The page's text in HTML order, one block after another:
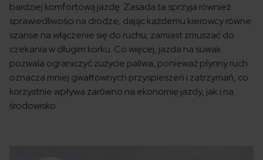
bardziej komfortową jazdę. Zasada ta sprzyja również
sprawiedliwości na drodze, dając każdemu kierowcy równe
szanse na włączenie się do ruchu, zamiast zmuszać do
czekania w długim korku. Co więcej, jazda na suwak
pozwala ograniczyć zużycie paliwa, ponieważ płynny ruch
oznacza mniej gwałtownych przyspieszeń i zatrzymań, co
korzystnie wpływa zarówno na ekonomię jazdy, jak i na
środowisko.